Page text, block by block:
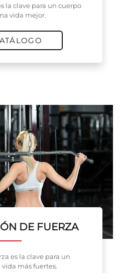
la clave para un cuerpo
vida mejor.
DE FUERZA
es la clave para un
más fuertes.